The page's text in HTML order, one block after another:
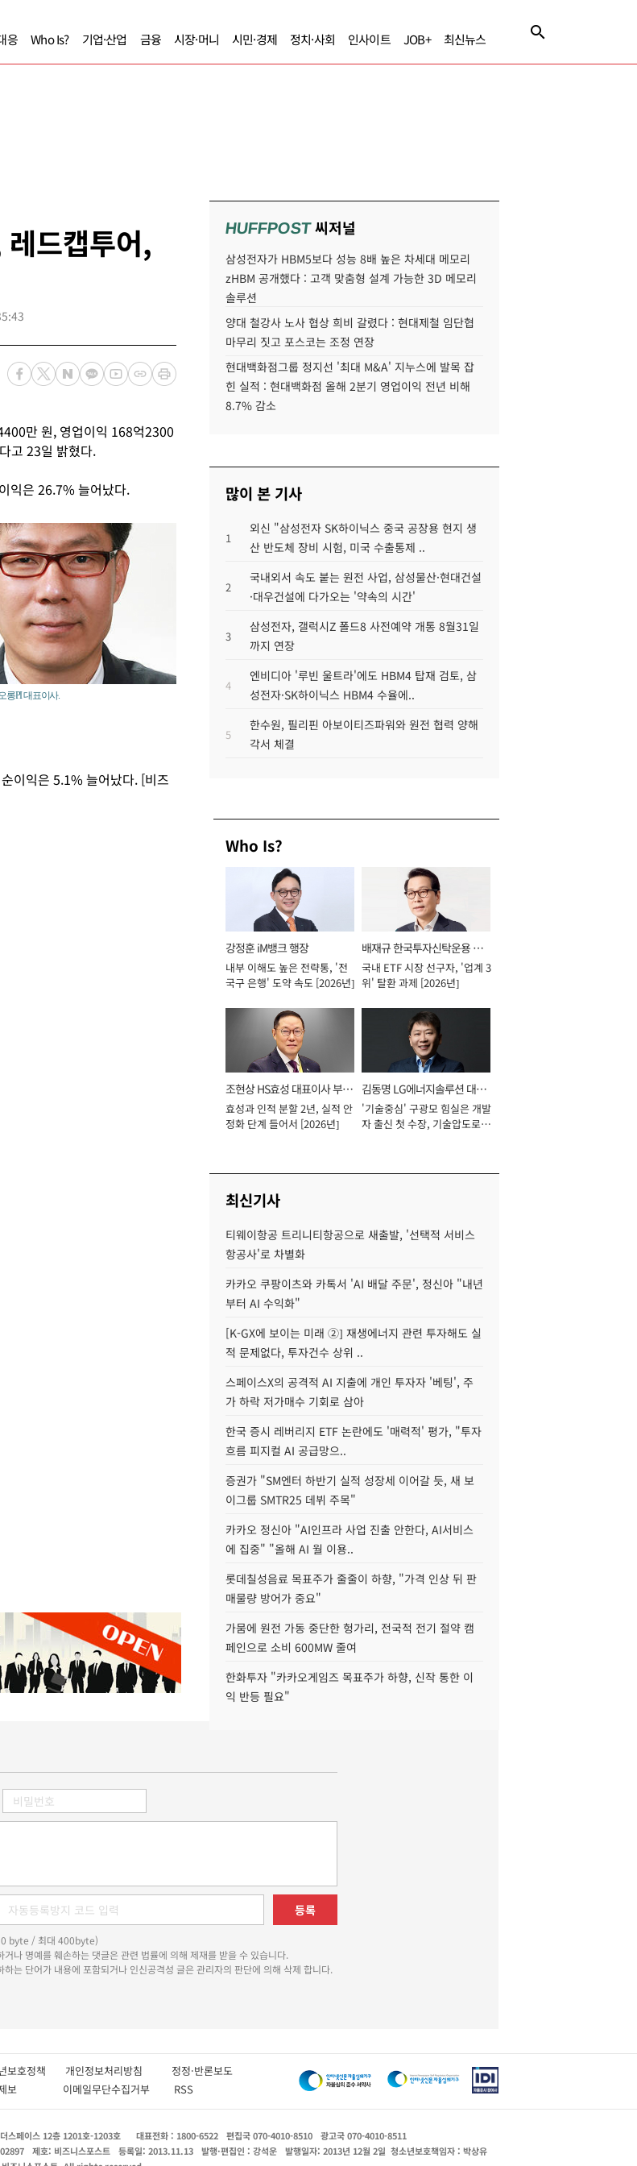
응 Who Is? 기업·산업 금융 시장·머니 시민·경제 정치·사회 인사이트 JOB+ 최신뉴스
드캡투어,
만 원, 영업이익 168억2300
고 23일 밝혔다.
익은 26.7% 늘어났다.
롱PI 대표이사.
이익은 5.1% 늘어났다. [비즈
HUFFPOST씨저널
삼성전자가 HBM5보다 성능 8배 높은 차세대 메모리
zHBM 공개했다 : 고객 맞춤형 설계 가능한 3D 메모리
솔루션
양대 철강사 노사 협상 희비 갈렸다 : 현대제철 임단협
마무리 짓고 포스코는 조정 연장
현대백화점그룹 정지선 '최대 M&A' 지누스에 발목 잡
힌 실적 : 현대백화점 올해 2분기 영업이익 전년 비해
8.7% 감소
많이 본 기사
1
외신 "삼성전자 SK하이닉스 중국 공장용 현지 생
산 반도체 장비 시험, 미국 수출통제 ..
2
국내외서 속도 붙는 원전 사업, 삼성물산·현대건설
·대우건설에 다가오는 '약속의 시간'
3
삼성전자, 갤럭시Z 폴드8 사전예약 개통 8월31일
까지 연장
4
엔비디아 '루빈 울트라'에도 HBM4 탑재 검토, 삼
성전자·SK하이닉스 HBM4 수율에..
5
한수원, 필리핀 아보이티즈파워와 원전 협력 양해
각서 체결
Who Is?
강정훈 iM뱅크 행장
내부 이해도 높은 전략통, '전
국구 은행' 도약 속도 [2026년]
배재규 한국투자신탁운용 대
표이사 사장
국내 ETF 시장 선구자, '업계 3
위' 탈환 과제 [2026년]
조현상 HS효성 대표이사 부회
장
효성과 인적 분할 2년, 실적 안
정화 단계 들어서 [2026년]
김동명 LG에너지솔루션 대표
이사 사장
'기술중심' 구광모 힘실은 개발
자 출신 첫 수장, 기술압도로
최신기사
티웨이항공 트리니티항공으로 새출발, '선택적 서비스
항공사'로 차별화
카카오 쿠팡이츠와 카톡서 'AI 배달 주문', 정신아 "내년
부터 AI 수익화"
[K-GX에 보이는 미래 ②] 재생에너지 관련 투자해도 실
적 문제없다, 투자건수 상위 ..
스페이스X의 공격적 AI 지출에 개인 투자자 '베팅', 주
가 하락 저가매수 기회로 삼아
한국 증시 레버리지 ETF 논란에도 '매력적' 평가, "투자
흐름 피지컬 AI 공급망으..
증권가 "SM엔터 하반기 실적 성장세 이어갈 듯, 새 보
이그룹 SMTR25 데뷔 주목"
카카오 정신아 "AI인프라 사업 진출 안한다, AI서비스
에 집중" "올해 AI 월 이용..
롯데칠성음료 목표주가 줄줄이 하향, "가격 인상 뒤 판
매물량 방어가 중요"
가뭄에 원전 가동 중단한 헝가리, 전국적 전기 절약 캠
페인으로 소비 600MW 줄여
한화투자 "카카오게임즈 목표주가 하향, 신작 통한 이
익 반등 필요"
등록
0 byte / 최대 400byte)
나 명예를 훼손하는 댓글은 관련 법률에 의해 제재를 받을 수 있습니다.
는 단어가 내용에 포함되거나 인신공격성 글은 관리자의 판단에 의해 삭제 합니다.
보호정책 개인정보처리방침 정정·반론보도
제보 이메일무단수집거부 RSS
스페이스 12층 1201호-1203호 대표전화 : 1800-6522 편집국 070-4010-8510
광고국 070-4010-8511
제호: 비즈니스포스트 등록일: 2013.11.13 발행·편집인 : 강석운 발행일자: 2013년 12월 2일 청소년보호책임자 : 박상유